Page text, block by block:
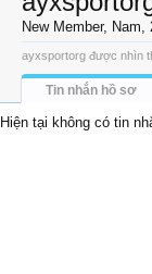
New Member, Nam,
ayxsportorg được nhìn
Tin nhắn hồ sơ
Hiện tại không có tin